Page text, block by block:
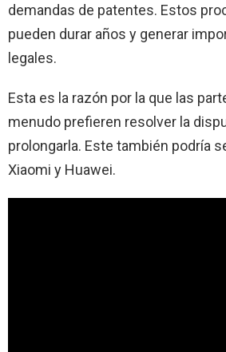
demandas de patentes. Estos
pueden durar años y generar
legales.
Esta es la razón por la que las
menudo prefieren resolver la
prolongarla. Este también podría
Xiaomi y Huawei.